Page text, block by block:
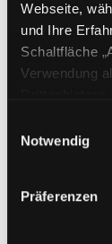
Webseite,
und Ihre
Schaltfläche
Verwendung
Cookies von
unsicheren
ohne
diesem
Notwendig
Präferenzen